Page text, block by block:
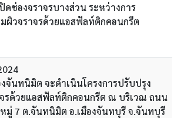
ดช่องจราจรบางส่วน ระหว่างการ
ผิวจราจรด้วยแอสฟัลท์ติกคอนกรีต
จันทนิมิต จะดำเนินโครงการปรับปรุง
จรด้วยแอสฟัลท์ติกคอนกรีต ณ บริเวณ ถนน
7 ต.จันทนิมิต อ.เมืองจันทบุรี จ.จันทบุรี